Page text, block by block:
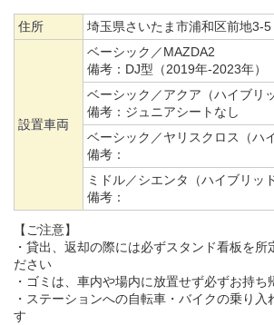
住所 埼玉県さいたま市浦和区前地3-5
設置車両
ベーシック／MAZDA2
備考： DJ型（2019年-2023年）
ベーシック／アクア（ハイブリッ
備考： ジュニアシートなし
ベーシック／ヤリスクロス（ハ
備考：
ミドル／シエンタ（ハイブリッド
備考：
【ご注意】
・貸出、返却の際には必ずスタンド看板を所
ださい
・ゴミは、車内や場内に放置せず必ずお持ち
・ステーションへの自転車・バイクの乗り入
す